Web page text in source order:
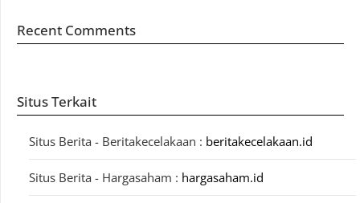
Recent Comments
Situs Terkait
Situs Berita - Beritakecelakaan : beritakecelakaan.id
Situs Berita - Hargasaham : hargasaham.id